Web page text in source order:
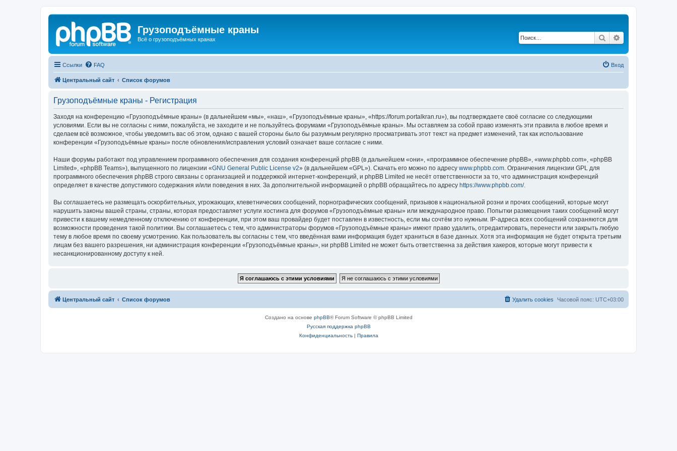
Грузоподъёмные краны
Всё о грузоподъёмных кранах Поиск
Ссылки FAQ Вход
Центральный сайт Список форумов
Грузоподъёмные краны - Регистрация
Заходя на конференцию «Грузоподъёмные краны» (в дальнейшем «мы», «наш», «Грузоподъёмные краны», «https://forum.portalkran.ru»), вы подтверждаете своё согласие со следующими
условиями. Если вы не согласны с ними, пожалуйста, не заходите и не пользуйтесь форумами «Грузоподъёмные краны». Мы оставляем за собой право изменять эти правила в любое время и
сделаем всё возможное, чтобы уведомить вас об этом, однако с вашей стороны было бы разумным регулярно просматривать этот текст на предмет изменений, так как использование
конференции «Грузоподъёмные краны» после обновления/исправления условий означает ваше согласие с ними.
Наши форумы работают под управлением программного обеспечения для создания конференций phpBB (в дальнейшем «они», «программное обеспечение phpBB», «www.phpbb.com», «phpBB
Limited», «phpBB Teams»), выпущенного по лицензии «GNU General Public License v2» (в дальнейшем «GPL»). Скачать его можно по адресу www.phpbb.com . Ограничения лицензии GPL для
программного обеспечения phpBB строго связаны с организацией и поддержкой интернет-конференций, и phpBB Limited не несёт ответственности за то, что администрация конференций
определяет в качестве допустимого содержания и/или поведения в них. За дополнительной информацией о phpBB обращайтесь по адресу https://www.phpbb.com/.
Вы соглашаетесь не размещать оскорбительных, угрожающих, клеветнических сообщений, порнографических сообщений, призывов к национальной розни и прочих сообщений, которые могут
нарушить законы вашей страны, страны, которая предоставляет услуги хостинга для форумов «Грузоподъёмные краны» или международное право. Попытки размещения таких сообщений могут
привести к вашему немедленному отключению от конференции, при этом ваш провайдер будет поставлен в известность, если мы сочтём это нужным. IP-адреса всех сообщений сохраняются для
возможности проведения такой политики. Вы соглашаетесь с тем, что администраторы форумов «Грузоподъёмные краны» имеют право удалить, отредактировать, перенести или закрыть любую
тему в любое время по своему усмотрению. Как пользователь вы согласны с тем, что введённая вами информация будет храниться в базе данных. Хотя эта информация не будет открыта третьим
лицам без вашего разрешения, ни администрация конференции «Грузоподъёмные краны», ни phpBB Limited не может быть ответственна за действия хакеров, которые могут привести к
несанкционированному доступу к ней.
Центральный сайт Список форумов Часовой пояс: UTC+03:00
Удалить cookies
Создано на основе phpBB® Forum Software © phpBB Limited
Русская поддержка phpBB
Конфиденциальность| Правила